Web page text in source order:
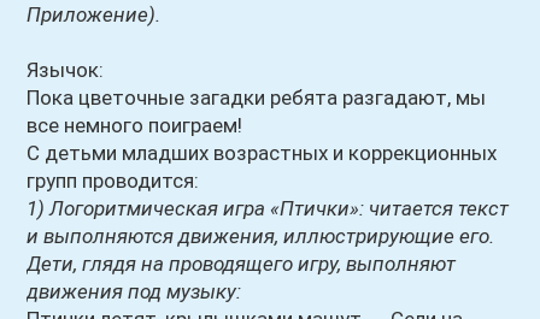
Приложение).
Язычок:
Пока цветочные загадки ребята разгадают, мы
все немного поиграем!
С детьми младших возрастных и коррекционных
групп проводится:
1) Логоритмическая игра «Птички»: читается текст
и выполняются движения, иллюстрирующие его.
Дети, глядя на проводящего игру, выполняют
движения под музыку: